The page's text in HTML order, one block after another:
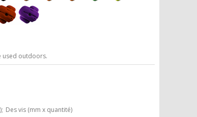
used outdoors.
Des vis (mm x quantité)